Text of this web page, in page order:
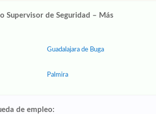
Supervisor de Seguridad – Más
Guadalajara de Buga
Palmira
de empleo: